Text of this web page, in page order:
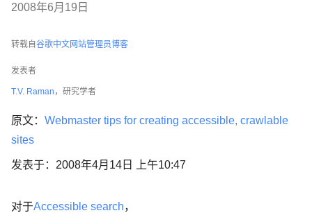
2008年6月19日
转载自谷歌中文网站管理员博客
发表者
T.V. Raman ，研究学者
原文： Webmaster tips for creating accessible, crawlable
sites
发表于：2008年4月14日 上午10:47
对于Accessible search，